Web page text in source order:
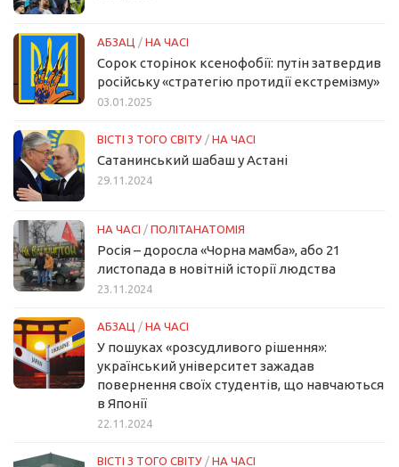
АБЗАЦ / НА ЧАСІ
Сорок сторінок ксенофобії: путін затвердив
російську «стратегію протидії екстремізму»
03.01.2025
ВІСТІ З ТОГО СВІТУ / НА ЧАСІ
Сатанинський шабаш у Астані
29.11.2024
НА ЧАСІ / ПОЛІТАНАТОМІЯ
Росія – доросла «Чорна мамба», або 21
листопада в новітній історії людства
23.11.2024
АБЗАЦ / НА ЧАСІ
У пошуках «розсудливого рішення»:
український університет зажадав
повернення своїх студентів, що навчаються
в Японії
22.11.2024
ВІСТІ З ТОГО СВІТУ / НА ЧАСІ